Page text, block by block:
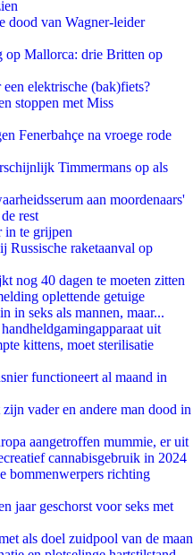
dood van Wagner-leider
op Mallorca: drie Britten op
elektrische (bak)fiets?
stoppen met Miss
Fenerbahçe na vroege rode
Timmermans op als
aan moordenaars'
rest
te grijpen
Russische raketaanval op
nog 40 dagen te moeten zitten
oplettende getuige
in seks als mannen, maar...
uit
kittens, moet sterilisatie
functioneert al maand in
vader en andere man dood in
aangetroffen mummie, er uit
cannabisgebruik in 2024
bommenwerpers richting
jaar geschorst voor seks met
als doel zuidpool van de maan